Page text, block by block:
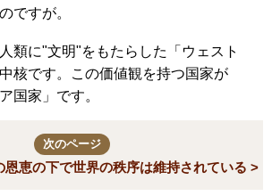
ですが。
類に"文明"をもたらした「ウェスト
核です。この価値観を持つ国家が
国家」です。
次のページ
恩恵の下で世界の秩序は維持されている >